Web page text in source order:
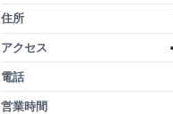
住所
アクセス
電話
営業時間